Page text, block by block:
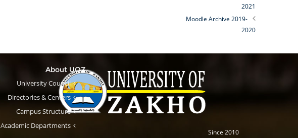
2021
Moodle Archive 2019-
2020
Since 2010
About UOZ
University Council
Directories & Centers
Campus Structure
Academic Departments